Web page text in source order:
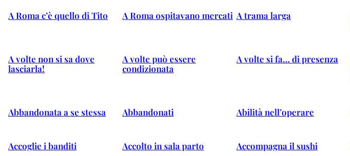
A Roma c’è quello di Tito A Roma ospitavano mercati A trama larga
A volte non si sa dove
lasciarla!
A volte può essere
condizionata
A volte si fa… di presenza
Abbandonata a se stessa Abbandonati Abilità nell’operare
Accoglie i banditi Accolto in sala parto Accompagna il sushi